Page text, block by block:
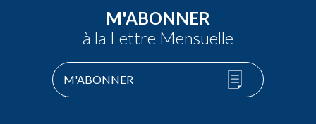
M'ABONNER
à la Lettre Mensuelle
M'ABONNER